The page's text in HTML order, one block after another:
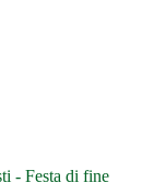
- Festa di fine